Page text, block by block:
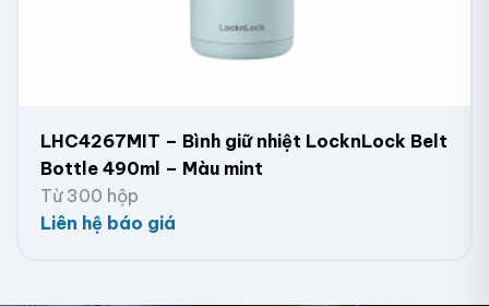
LHC4267MIT – Bình giữ nhiệt LocknLock Belt
Bottle 490ml – Màu mint
Từ 300 hộp
Liên hệ báo giá